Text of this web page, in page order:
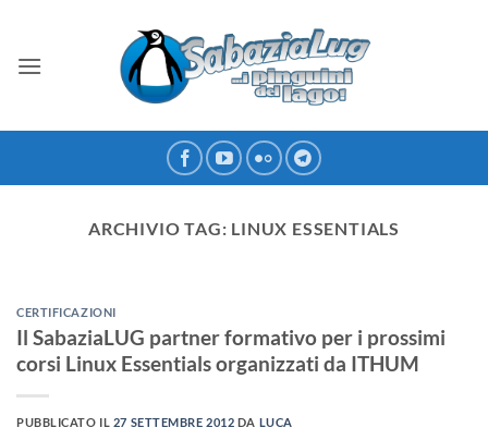
contenuti
ARCHIVIO TAG: LINUX ESSENTIALS
CERTIFICAZIONI
Il SabaziaLUG partner formativo per i prossimi
corsi Linux Essentials organizzati da ITHUM
PUBBLICATO IL 27 SETTEMBRE 2012 DA LUCA